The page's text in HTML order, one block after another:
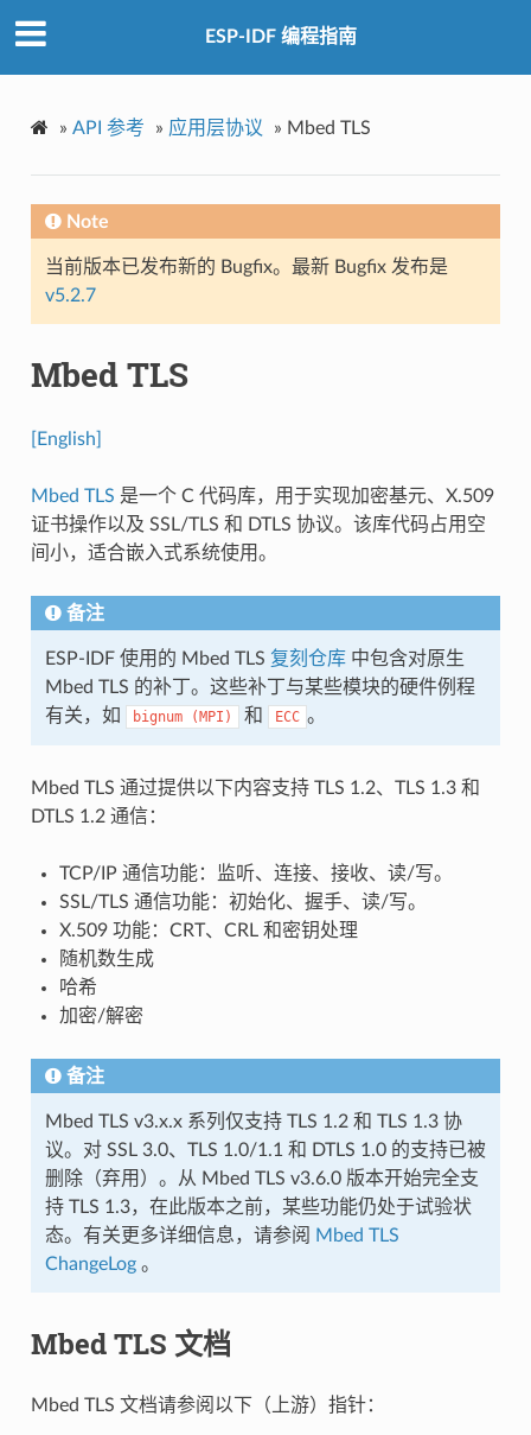
ESP-IDF 编程指南
» API 参考 » 应用层协议 » Mbed TLS
Note
当前版本已发布新的 Bugfix。最新 Bugfix 发布是
v5.2.7
Mbed TLS
[English]
Mbed TLS 是一个 C 代码库，用于实现加密基元、X.509
证书操作以及 SSL/TLS 和 DTLS 协议。该库代码占用空
间小，适合嵌入式系统使用。
备注
ESP-IDF 使用的 Mbed TLS 复刻仓库中包含对原生
Mbed TLS 的补丁。这些补丁与某些模块的硬件例程
有关，如
bignum (MPI) 和 ECC 。
Mbed TLS 通过提供以下内容支持 TLS 1.2、TLS 1.3 和
DTLS 1.2 通信：
TCP/IP 通信功能：监听、连接、接收、读/写。
SSL/TLS 通信功能：初始化、握手、读/写。
X.509 功能：CRT、CRL 和密钥处理
随机数生成
哈希
加密/解密
备注
Mbed TLS v3.x.x 系列仅支持 TLS 1.2 和 TLS 1.3 协
议。对 SSL 3.0、TLS 1.0/1.1 和 DTLS 1.0 的支持已被
删除（弃用）。从 Mbed TLS v3.6.0 版本开始完全支
持 TLS 1.3，在此版本之前，某些功能仍处于试验状
态。有关更多详细信息，请参阅 Mbed TLS
ChangeLog 。
Mbed TLS 文档
Mbed TLS 文档请参阅以下（上游）指针：